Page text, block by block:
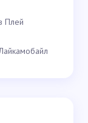
Плей